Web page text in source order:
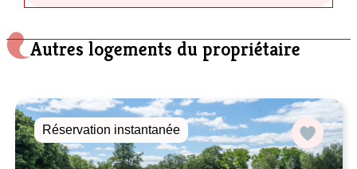
Autres logements du propriétaire
Réservation instantanée